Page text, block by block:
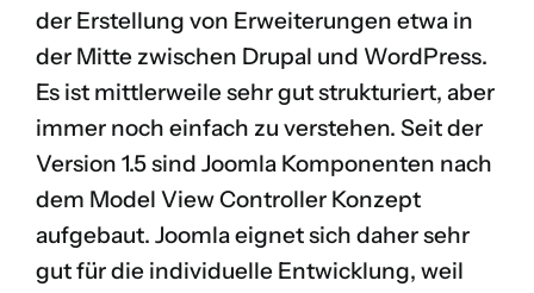
der Erstellung von Erweiterungen etwa in
der Mitte zwischen Drupal und WordPress.
Es ist mittlerweile sehr gut strukturiert, aber
immer noch einfach zu verstehen. Seit der
Version 1.5 sind Joomla Komponenten nach
dem Model View Controller Konzept
aufgebaut. Joomla eignet sich daher sehr
gut für die individuelle Entwicklung, weil